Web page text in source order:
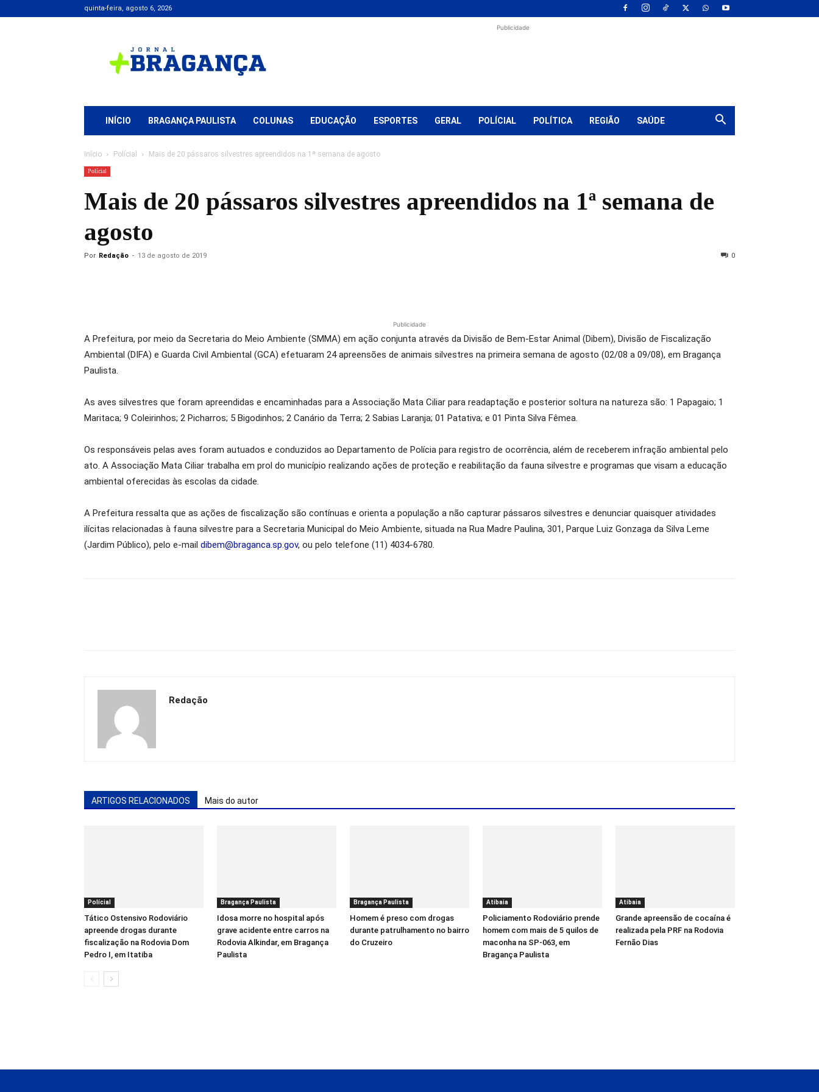
quinta-feira, agosto 6, 2026
+
Bragança
Publicidade
INÍCIO BRAGANÇA PAULISTA COLUNAS EDUCAÇÃO ESPORTES GERAL POLÍCIAL POLÍTICA REGIÃO SAÚDE
Início Polícial Mais de 20 pássaros silvestres apreendidos na 1ª semana de agosto
Polícial
Mais de 20 pássaros silvestres apreendidos na 1ª semana de
agosto
Por Redação - 13 de agosto de 2019 0
Publicidade
A Prefeitura, por meio da Secretaria do Meio Ambiente (SMMA) em ação conjunta através da Divisão de Bem-Estar Animal (Dibem), Divisão de Fiscalização
Ambiental (DIFA) e Guarda Civil Ambiental (GCA) efetuaram 24 apreensões de animais silvestres na primeira semana de agosto (02/08 a 09/08), em Bragança
Paulista.
As aves silvestres que foram apreendidas e encaminhadas para a Associação Mata Ciliar para readaptação e posterior soltura na natureza são: 1 Papagaio; 1
Maritaca; 9 Coleirinhos; 2 Picharros; 5 Bigodinhos; 2 Canário da Terra; 2 Sabias Laranja; 01 Patativa; e 01 Pinta Silva Fêmea.
Os responsáveis pelas aves foram autuados e conduzidos ao Departamento de Polícia para registro de ocorrência, além de receberem infração ambiental pelo
ato. A Associação Mata Ciliar trabalha em prol do município realizando ações de proteção e reabilitação da fauna silvestre e programas que visam a educação
ambiental oferecidas às escolas da cidade.
A Prefeitura ressalta que as ações de fiscalização são contínuas e orienta a população a não capturar pássaros silvestres e denunciar quaisquer atividades
ilícitas relacionadas à fauna silvestre para a Secretaria Municipal do Meio Ambiente, situada na Rua Madre Paulina, 301, Parque Luiz Gonzaga da Silva Leme
(Jardim Público), pelo e-mail dibem@braganca.sp.gov, ou pelo telefone (11) 4034-6780.
Redação
ARTIGOS RELACIONADOS Mais do autor
Polícial
Tático Ostensivo Rodoviário
apreende drogas durante
fiscalização na Rodovia Dom
Pedro I, em Itatiba
Bragança Paulista
Idosa morre no hospital após
grave acidente entre carros na
Rodovia Alkindar, em Bragança
Paulista
Bragança Paulista
Homem é preso com drogas
durante patrulhamento no bairro
do Cruzeiro
Atibaia
Policiamento Rodoviário prende
homem com mais de 5 quilos de
maconha na SP-063, em
Bragança Paulista
Atibaia
Grande apreensão de cocaína é
realizada pela PRF na Rodovia
Fernão Dias